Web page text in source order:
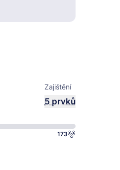
Zajištění
5 prvků
173